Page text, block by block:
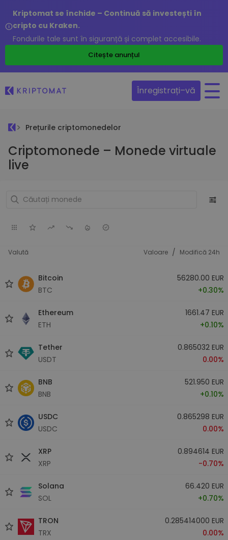
Kriptomat se închide – Continuă să investești în
cripto cu Kraken.
Fondurile tale sunt în siguranță și complet accesibile.
Citește anunțul
Înregistrați–vă
Prețurile criptomonedelor
Criptomonede – Monede virtuale
live
Valută Valoare / Modifică 24h
Bitcoin
BTC
56280.00 EUR
+0.30%
Ethereum
ETH
1661.47 EUR
+0.10%
Tether
USDT
0.865032 EUR
0.00%
BNB
BNB
521.950 EUR
+0.10%
USDC
USDC
0.865298 EUR
0.00%
XRP
XRP
0.894614 EUR
-0.70%
Solana
SOL
66.420 EUR
+0.70%
TRON
TRX
0.285414000 EUR
0.00%